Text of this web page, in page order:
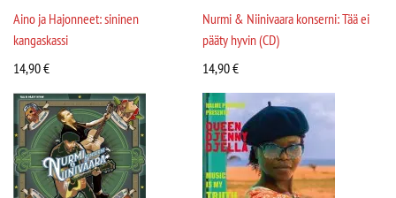
Aino ja Hajonneet: sininen
kangaskassi
14,90€
Nurmi & Niinivaara konserni: Tää ei
pääty hyvin (CD)
14,90€